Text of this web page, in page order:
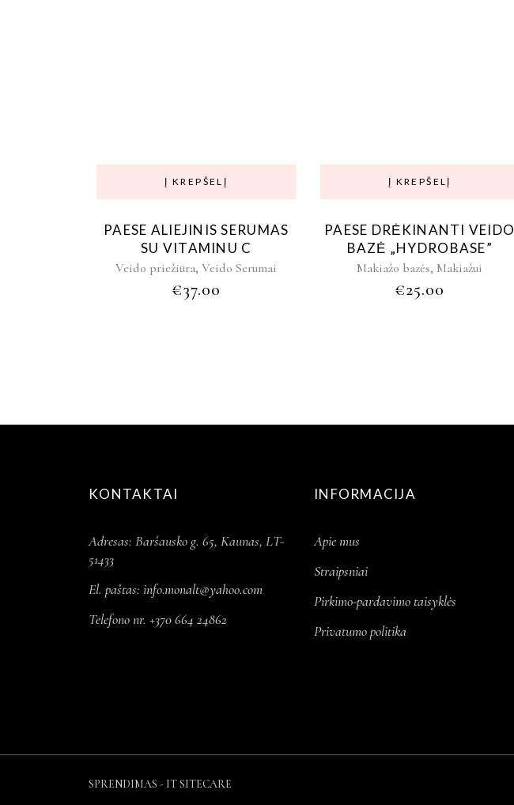
Į KREPŠELĮ
PAESE ALIEJINIS SERUMAS
SU VITAMINU C
Veido priežiūra,Veido Serumai
€37.00
Į KREPŠELĮ
PAESE DRĖKINANTI VEIDO
BAZĖ „HYDROBASE”
Makiažo bazės, Makiažui
€25.00
KONTAKTAI
Adresas: Baršausko g. 65, Kaunas, LT-
51433
El. paštas: info.monalt@yahoo.com
Telefono nr. +370 664 24862
INFORMACIJA
Apie mus
Straipsniai
Pirkimo-pardavimo taisyklės
Privatumo politika
SPRENDIMAS - IT SITECARE